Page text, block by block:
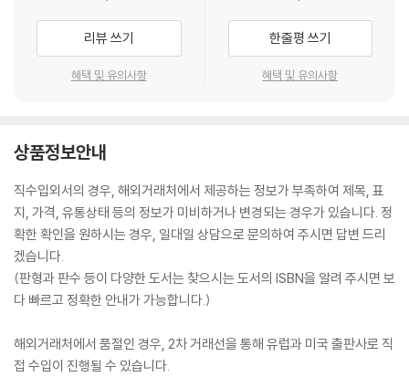
리뷰 쓰기
혜택 및 유의사항
한줄평 쓰기
혜택 및 유의사항
상품정보안내
직수입외서의 경우, 해외거래처에서 제공하는 정보가 부족하여 제목, 표
지, 가격, 유통상태 등의 정보가 미비하거나 변경되는 경우가 있습니다. 정
확한 확인을 원하시는 경우, 일대일 상담으로 문의하여 주시면 답변 드리
겠습니다.
(판형과 판수 등이 다양한 도서는 찾으시는 도서의 ISBN을 알려 주시면 보
다 빠르고 정확한 안내가 가능합니다.)
해외거래처에서 품절인 경우, 2차 거래선을 통해 유럽과 미국 출판사로 직
접 수입이 진행될 수 있습니다.